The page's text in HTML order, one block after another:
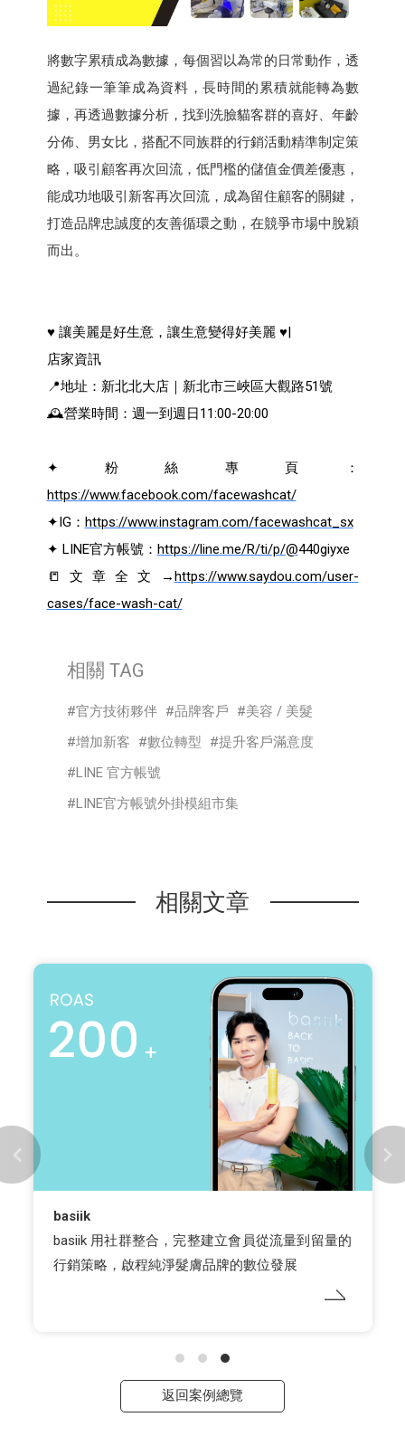
將數字累積成為數據，每個習以為常的日常動作，透
過紀錄一筆筆成為資料，長時間的累積就能轉為數
據，再透過數據分析，找到洗臉貓客群的喜好、年齡
分佈、男女比，搭配不同族群的行銷活動精準制定策
略，吸引顧客再次回流，低門檻的儲值金價差優惠，
能成功地吸引新客再次回流，成為留住顧客的關鍵，
打造品牌忠誠度的友善循環之動，在競爭市場中脫穎
而出。
♥︎ 讓美麗是好生意，讓生意變得好美麗 ♥︎|
店家資訊
📍地址：新北北大店｜新北市三峽區大觀路51號
🕰營業時間：週一到週日11:00-20:00
✦粉絲專頁：
https://www.facebook.com/facewashcat/
✦IG： https://www.instagram.com/facewashcat_sx
✦ LINE官方帳號： https://line.me/R/ti/p/@440giyxe
📒文章全文→https://www.saydou.com/user-
cases/face-wash-cat/
相關 TAG
官方技術夥伴 品牌客戶
美容 / 美髮
增加新客
數位轉型
提升客戶滿意度
LINE 官方帳號
LINE官方帳號外掛模組市集
相關文章
basiik
basiik 用社群整合，完整建立會員從流量到留量的
行銷策略，啟程純淨髮膚品牌的數位發展
返回案例總覽